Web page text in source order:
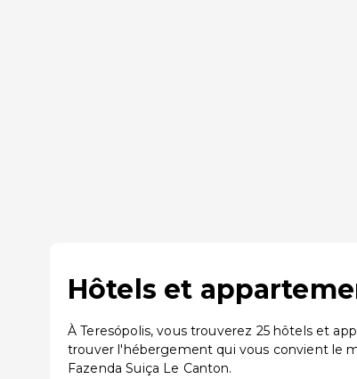
Hôtels et
À Teresópolis, vous trouverez 25 hôtels et
trouver l'hébergement qui vous convient le
Fazenda Suiça Le Canton.